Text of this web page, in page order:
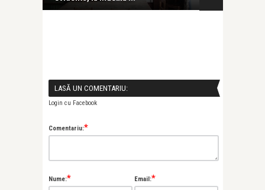
LASĂ UN COMENTARIU:
Login cu Facebook
Comentariu:*
Nume:* Email:*